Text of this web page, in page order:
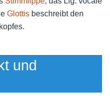
Glottis beschreibt den
und